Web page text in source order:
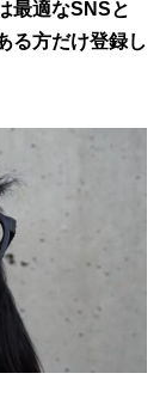
最適なSNSと
る方だけ登録し